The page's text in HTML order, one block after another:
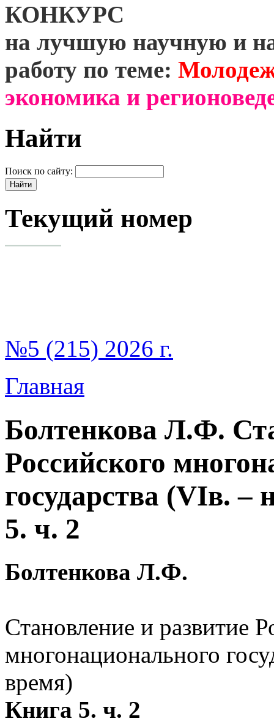
КОНКУРС
на лучшую научную и
работу по теме:
экономика и
Найти
Поиск по сайту:
Текущий номер
№5 (215) 2026 г.
Главная
Болтенкова Л.Ф.
Российского
государства (VIв. –
5. ч. 2
Болтенкова Л.Ф.
Становление и развитие
многонационального
время)
Книга 5. ч. 2